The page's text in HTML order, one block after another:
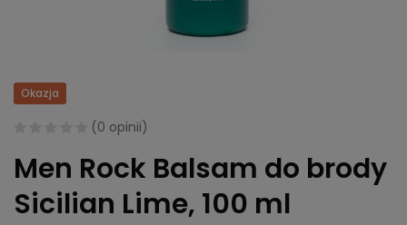
Okazja
(0 opinii)
Men Rock Balsam do brody
Sicilian Lime, 100 ml